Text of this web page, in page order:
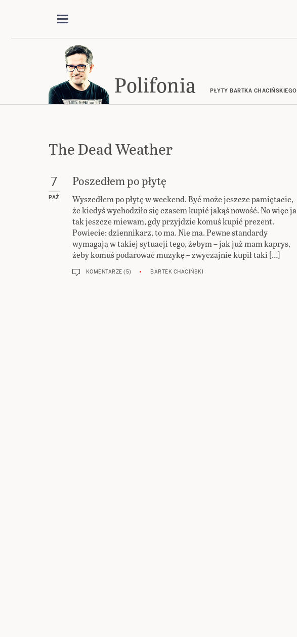
Polifonia PŁYTY BARTKA CHACIŃSKIEGO
The Dead Weather
7
PAŹ
Poszedłem po płytę
Wyszedłem po płytę w weekend. Być może jeszcze pamiętacie,
że kiedyś wychodziło się czasem kupić jakąś nowość. No więc ja
tak jeszcze miewam, gdy przyjdzie komuś kupić prezent.
Powiecie: dziennikarz, to ma. Nie ma. Pewne standardy
wymagają w takiej sytuacji tego, żebym – jak już mam kaprys,
żeby komuś podarować muzykę – zwyczajnie kupił taki […]
KOMENTARZE (5) BARTEK CHACIŃSKI